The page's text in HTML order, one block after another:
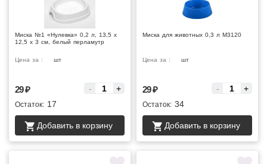
Миска №1 «Нулевка» 0,2 л, 13,5 х
12,5 х 3 см, белый перламутр
Цена за : шт
29₽ - +
Остаток: 17
Добавить в корзину
Миска для животных 0,3 л М3120
Цена за : шт
29₽ - +
Остаток: 34
Добавить в корзину